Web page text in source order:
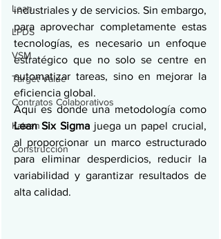
Lean
LPDS
VSM
Target Value
Contratos Colaborativos
Kaizen
Construcción
industriales y de servicios. Sin embargo,
para aprovechar completamente estas
tecnologías, es necesario un enfoque
estratégico que no solo se centre en
automatizar tareas, sino en mejorar la
eficiencia global.
Lean Six Sigma juega un papel crucial,
al proporcionar un marco estructurado
para eliminar desperdicios, reducir la
variabilidad y garantizar resultados de
alta calidad.